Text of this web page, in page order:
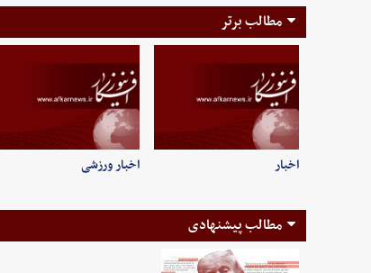
مطالب برتر
اخبار اخبار ورزشی
مطالب پیشنهادی